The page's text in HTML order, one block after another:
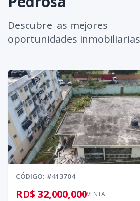
Descubre las mejores
oportunidades inmobiliarias
CÓDIGO: #413704
VENTA
RD$ 32,000,000